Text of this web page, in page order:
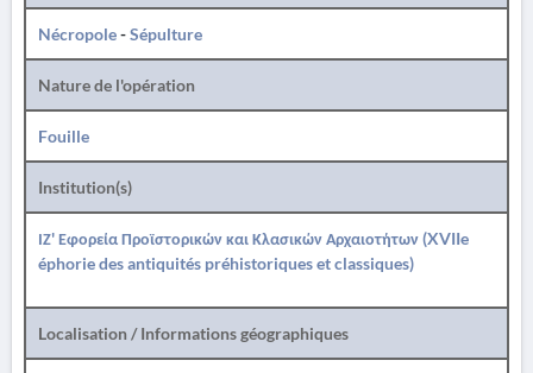
Nécropole-Sépulture
Nature de l'opération
Fouille
Institution(s)
ΙΖ' Εφορεία Προϊστορικών και Κλασικών Αρχαιοτήτων (XVIIe
éphorie des antiquités préhistoriques et classiques)
Localisation / Informations géographiques